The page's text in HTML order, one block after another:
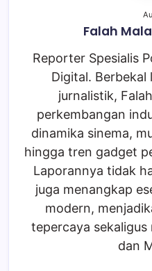
Falah
Reporter Spesialis
Digital. Berbekal
jurnalistik,
perkembangan
dinamika sinema,
hingga tren gadget
Laporannya tidak
juga menangkap
modern,
tepercaya sekaligus
dan